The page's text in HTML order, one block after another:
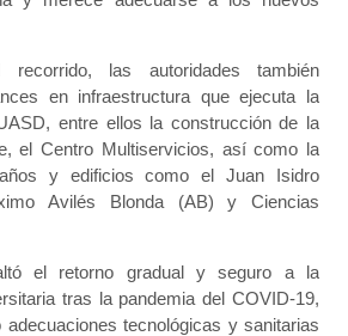
las autoridades también
en infraestructura que ejecuta la
entre ellos la construcción de la
el Centro Multiservicios, así como la
y edificios como el Juan Isidro
Avilés Blonda (AB) y Ciencias
el retorno gradual y seguro a la
tras la pandemia del COVID-19,
tecnológicas y sanitarias